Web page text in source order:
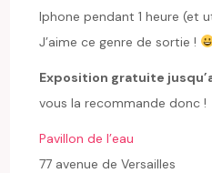
Iphone pendant 1 heure (et
J’aime ce genre de sortie !
Exposition gratuite
vous la recommande donc !
Pavillon de l’eau
77 avenue de Versailles